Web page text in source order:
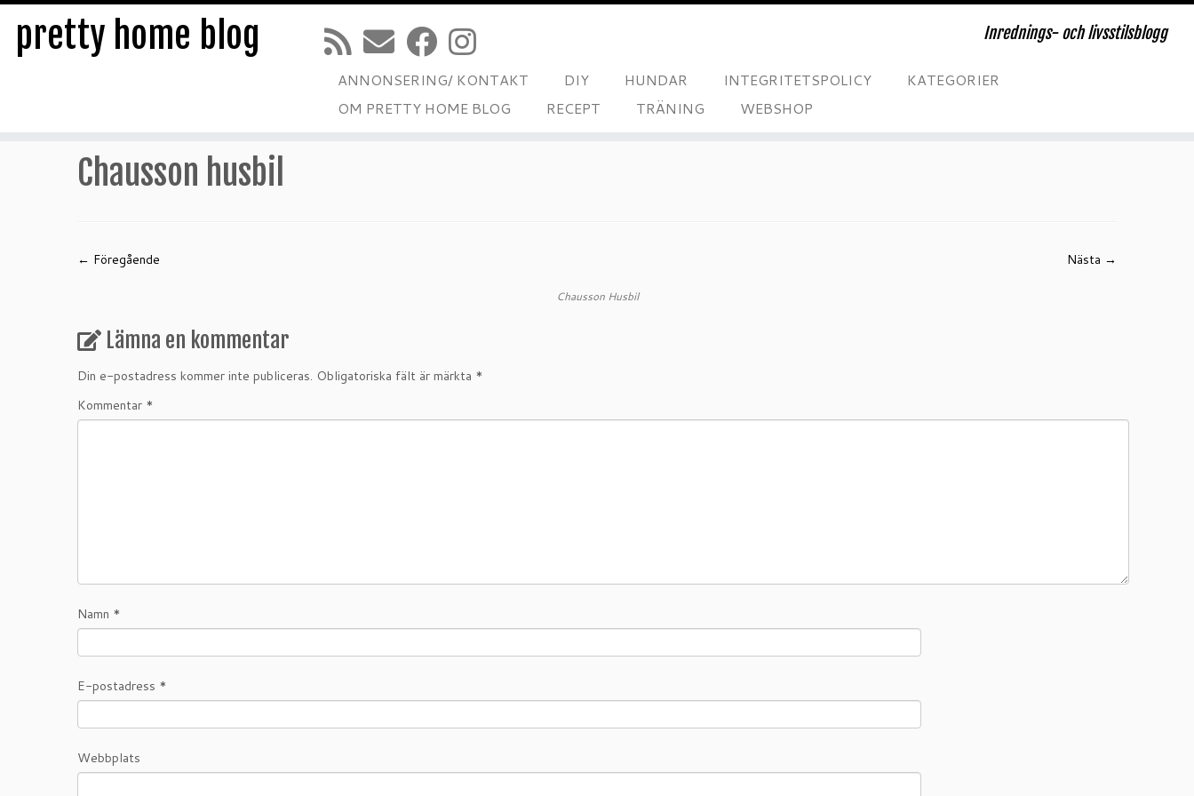
pretty home blog Inrednings- och livsstilsblogg
ANNONSERING/ KONTAKT DIY HUNDAR INTEGRITETSPOLICY
KATEGORIER
OM PRETTY HOME BLOG
RECEPT TRÄNING WEBSHOP
Chausson husbil
← Föregående Nästa →
Chausson Husbil
Lämna en kommentar
Din e-postadress kommer inte publiceras. Obligatoriska fält är märkta *
Kommentar *
Namn *
E-postadress *
Webbplats